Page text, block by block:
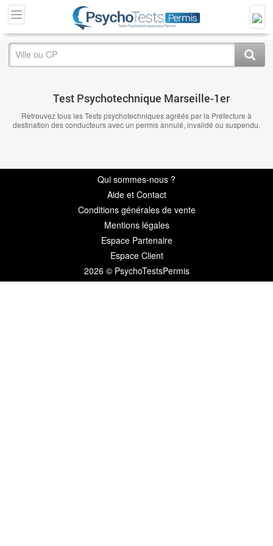
Test Psychotechnique Marseille-1er
Retrouvez tous les Tests psychotechniques agréés par la Préfecture à
destination des conducteurs avec un permis annulé, invalidé ou suspendu.
Qui sommes-nous ?
Aide et Contact
Conditions générales de vente
Mentions légales
Espace Partenaire
Espace Client
2026 © PsychoTestsPermis